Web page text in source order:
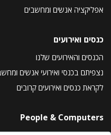
אפליקציה אנשים ומחשבים
כנסים ואירועים
הכנסים והאירועים שלנו
נצפיתם בכנסי ואירועי אנשים
לקראת כנסים ואירועים קרובים
People & Computers